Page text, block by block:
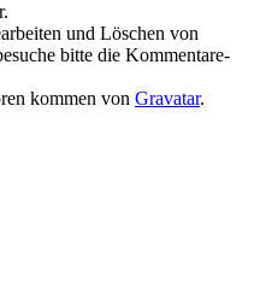
und Löschen von
bitte die Kommentare-
kommen von Gravatar.